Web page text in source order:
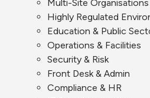
Multi-Site Organisations
Highly Regulated
Education & Public
Operations & Facilities
Security & Risk
Front Desk & Admin
Compliance & HR